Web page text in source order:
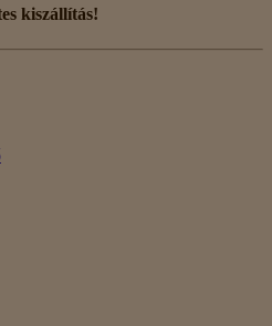
kiszállítás!